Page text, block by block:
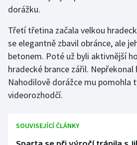
Veslování
Vodní slalom
Volejbal
Ostatní
dorážku.
Třetí třetina začala velkou
se elegantně zbavil obránce, ale
betonem. Poté už byli aktivnější
hradecké brance zářil. Nepřekonal
Nahodilově dorážce mu pomohla
videorozhodčí.
SOUVISEJÍCÍ ČLÁNKY